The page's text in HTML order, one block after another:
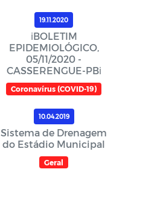
19.11.2020
ℹ️BOLETIM
EPIDEMIOLÓGICO,
05/11/2020 -
CASSERENGUE-PBℹ️
Coronavírus (COVID-19)
10.04.2019
Sistema de Drenagem
do Estádio Municipal
Geral